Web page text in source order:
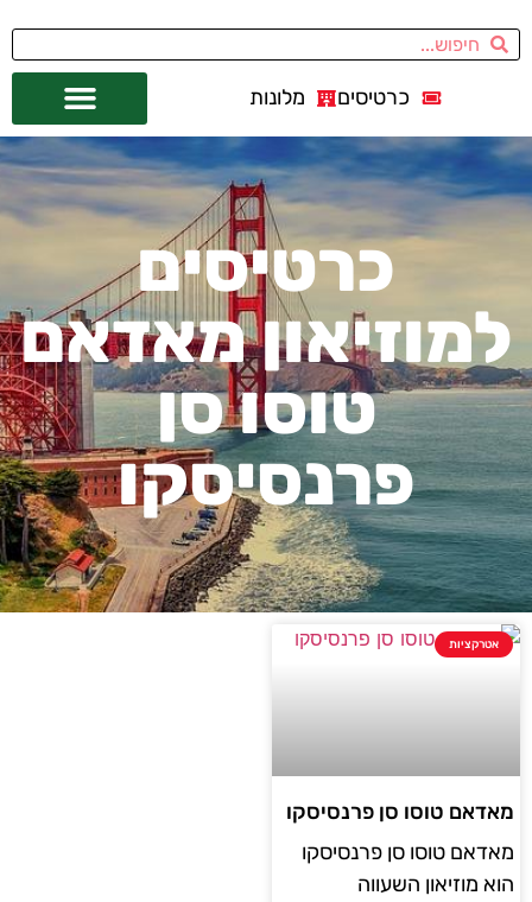
כרטיסים מלונות
כרטיסים
למוזיאון מאדאם
טוסו סן
פרנסיסקו
אטרקציות
מאדאם טוסו סן פרנסיסקו
מאדאם טוסו סן פרנסיסקו
הוא מוזיאון השעווה